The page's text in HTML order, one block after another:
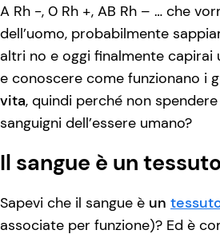
A Rh -, 0 Rh +, AB Rh – … che
dell’uomo, probabilmente
altri no e oggi finalmente capirai
e conoscere come funzionano i
vita, quindi perché non
sanguigni dell’essere umano?
Il sangue è un tessuto
Sapevi che il sangue è un
associate per funzione)? Ed è